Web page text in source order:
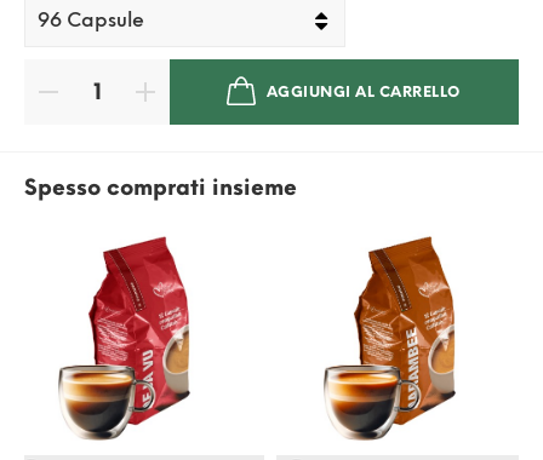
AGGIUNGI AL CARRELLO
Spesso comprati insieme